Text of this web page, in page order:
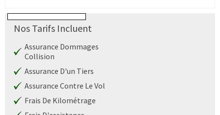
Nos Tarifs Incluent
Assurance Dommages
Collision
Assurance D'un Tiers
Assurance Contre Le Vol
Frais De Kilométrage